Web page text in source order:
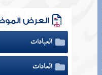
العرض
العبادات
العادات